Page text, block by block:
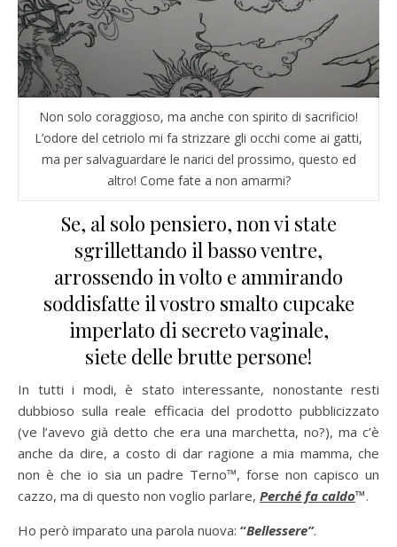
Non solo coraggioso, ma anche con spirito di sacrificio!
L’odore del cetriolo mi fa strizzare gli occhi come ai gatti,
ma per salvaguardare le narici del prossimo, questo ed
altro! Come fate a non amarmi?
Se, al solo pensiero, non vi state
sgrillettando il basso ventre,
arrossendo in volto e ammirando
soddisfatte il vostro smalto cupcake
imperlato di secreto vaginale,
siete delle brutte persone!
In tutti i modi, è stato interessante, nonostante resti
dubbioso sulla reale efficacia del prodotto pubblicizzato
(ve l’avevo già detto che era una marchetta, no?), ma c’è
anche da dire, a costo di dar ragione a mia mamma, che
non è che io sia un padre Terno™, forse non capisco un
cazzo, ma di questo non voglio parlare, Perché fa caldo™.
Ho però imparato una parola nuova: “Bellessere”.